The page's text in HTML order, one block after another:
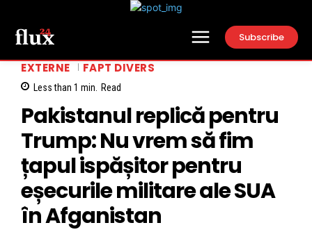
Subscribe
EXTERNE FAPT DIVERS
Less than 1 min. Read
Pakistanul replică pentru
Trump: Nu vrem să fim
țapul ispășitor pentru
eșecurile militare ale SUA
în Afganistan